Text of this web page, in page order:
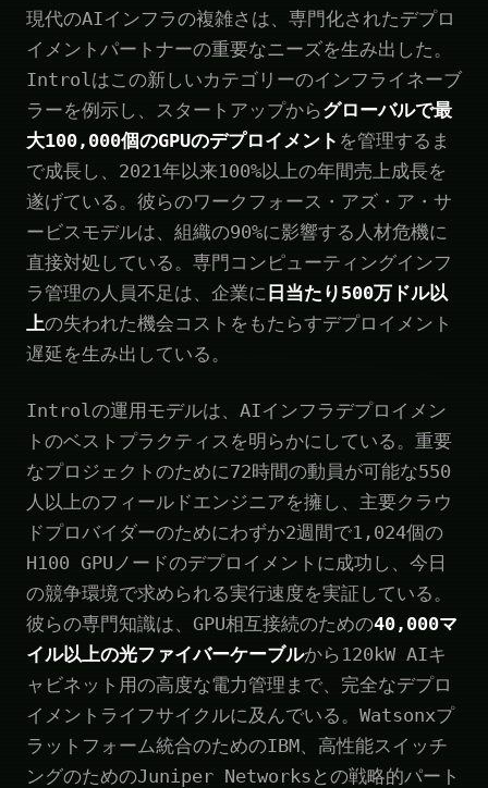
現代のAIインフラの複雑さは、専門化されたデプロ
イメントパートナーの重要なニーズを生み出した。
Introlはこの新しいカテゴリーのインフライネーブ
ラーを例示し、スタートアップからグローバルで最
大100,000個のGPUのデプロイメント を管理するま
で成長し、2021年以来100%以上の年間売上成長を
遂げている。彼らのワークフォース・アズ・ア・サ
ービスモデルは、組織の90%に影響する人材危機に
直接対処している。専門コンピューティングインフ
ラ管理の人員不足は、企業に 日当たり500万ドル以
上の失われた機会コストをもたらすデプロイメント
遅延を生み出している。
Introlの運用モデルは、AIインフラデプロイメン
トのベストプラクティスを明らかにしている。重要
なプロジェクトのために72時間の動員が可能な550
人以上のフィールドエンジニアを擁し、主要クラウ
ドプロバイダーのためにわずか2週間で1,024個の
H100 GPUノードのデプロイメントに成功し、今日
の競争環境で求められる実行速度を実証している。
彼らの専門知識は、GPU相互接続のための40,000マ
イル以上の光ファイバーケーブルから120kW AIキ
ャビネット用の高度な電力管理まで、完全なデプロ
イメントライフサイクルに及んでいる。Watsonxプ
ラットフォーム統合のためのIBM、高性能スイッチ
ングのためのJuniper Networksとの戦略的パート